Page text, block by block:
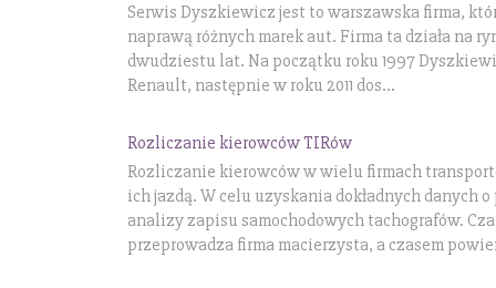
Serwis Dyszkiewicz jest to warszawska firma,
naprawą różnych marek aut. Firma ta działa na
dwudziestu lat. Na początku roku 1997
Renault, następnie w roku 2011 dos...
Rozliczanie kierowców TIRów
Rozliczanie kierowców w wielu firmach
ich jazdą. W celu uzyskania dokładnych danych
analizy zapisu samochodowych tachografów.
przeprowadza firma macierzysta, a czasem